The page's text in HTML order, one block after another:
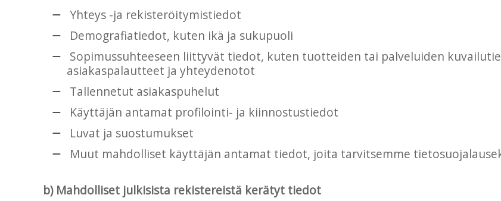
Yhteys -ja rekisteröitymistiedot
Demografiatiedot, kuten ikä ja sukupuoli
Sopimussuhteeseen liittyvät tiedot, kuten tuotteiden tai palveluiden
asiakaspalautteet ja yhteydenotot
Tallennetut asiakaspuhelut
Käyttäjän antamat profilointi- ja kiinnostustiedot
Luvat ja suostumukset
Muut mahdolliset käyttäjän antamat tiedot, joita tarvitsemme
b) Mahdolliset julkisista rekistereistä kerätyt tiedot